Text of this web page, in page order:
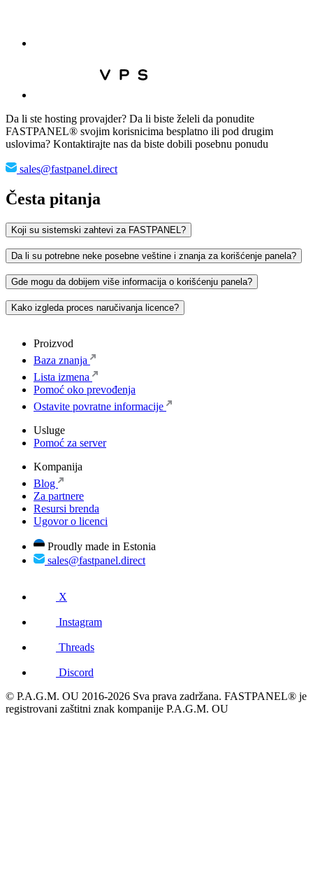
Da li ste hosting provajder? Da li biste želeli da ponudite
FASTPANEL® svojim korisnicima besplatno ili pod drugim
uslovima? Kontaktirajte nas da biste dobili posebnu ponudu
sales@fastpanel.direct
Česta pitanja
Koji su sistemski zahtevi za FASTPANEL?
Da li su potrebne neke posebne veštine i znanja za korišćenje panela?
Gde mogu da dobijem više informacija o korišćenju panela?
Kako izgleda proces naručivanja licence?
Proizvod
Baza znanja
Lista izmena
Pomoć oko prevođenja
Ostavite povratne informacije
Usluge
Pomoć za server
Kompanija
Blog
Za partnere
Resursi brenda
Ugovor o licenci
Proudly made in Estonia
sales@fastpanel.direct
X
Instagram
Threads
Discord
© P.A.G.M. OU 2016-2026 Sva prava zadržana. FASTPANEL® je
registrovani zaštitni znak kompanije P.A.G.M. OU